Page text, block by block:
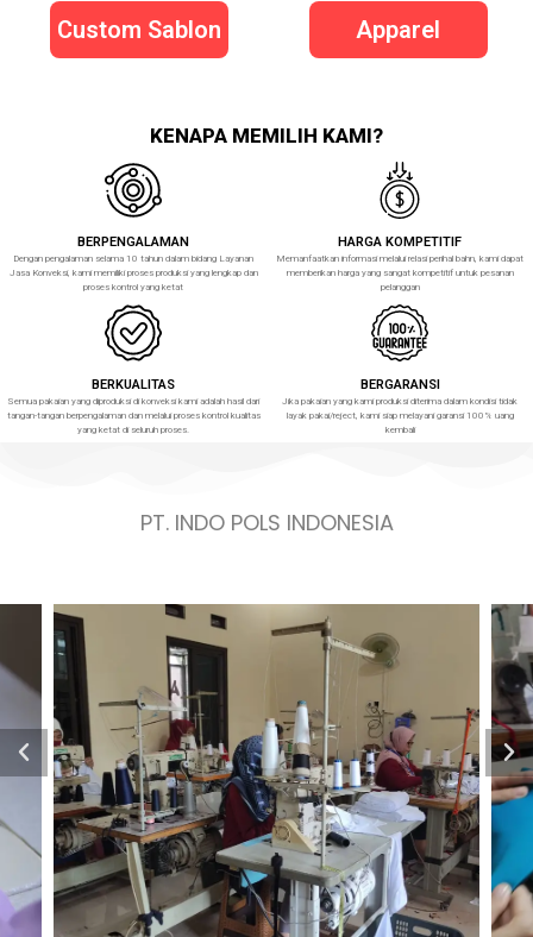
Custom Sablon Apparel
KENAPA MEMILIH KAMI?
BERPENGALAMAN
Dengan pengalaman selama 10 tahun dalam bidang Layanan
Jasa Konveksi, kami memiliki proses produksi yang lengkap dan
proses kontrol yang ketat
HARGA KOMPETITIF
Memanfaatkan informasi melalui relasi perihal bahn, kami dapat
memberikan harga yang sangat kompetitif untuk pesanan
pelanggan
BERKUALITAS
Semua pakaian yang diproduksi di konveksi kami adalah hasil dari
tangan-tangan berpengalaman dan melalui proses kontrol kualitas
yang ketat di seluruh proses.
BERGARANSI
Jika pakaian yang kami produksi diterima dalam kondisi tidak
layak pakai/reject, kami siap melayani garansi 100% uang
kembali
PT. INDO POLS INDONESIA